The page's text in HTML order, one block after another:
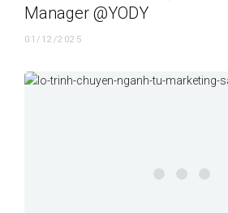
Manager @YODY
01/12/2025